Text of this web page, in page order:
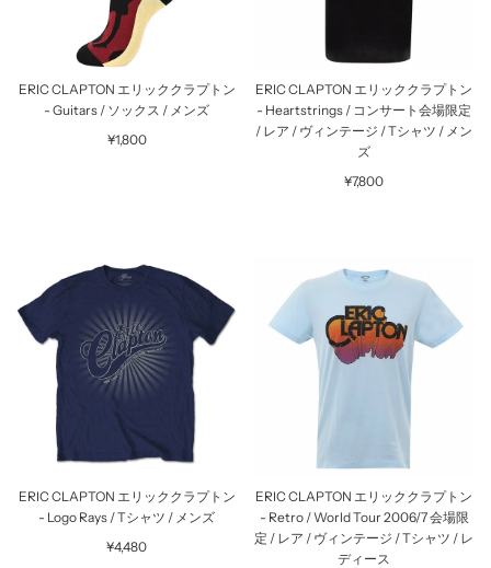
ERIC CLAPTON エリッククラプトン
- Guitars / ソックス / メンズ
¥1,800
ERIC CLAPTON エリッククラプトン
- Heartstrings / コンサート会場限定
/ レア / ヴィンテージ / Tシャツ / メン
ズ
¥7,800
ERIC CLAPTON エリッククラプトン
- Logo Rays / Tシャツ / メンズ
¥4,480
ERIC CLAPTON エリッククラプトン
- Retro / World Tour 2006/7 会場限
定 / レア / ヴィンテージ / Tシャツ / レ
ディース